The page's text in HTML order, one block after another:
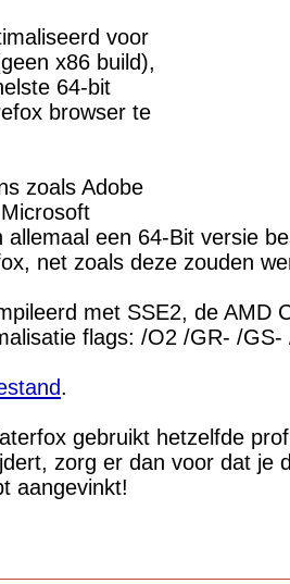
voor
x86 build),
64-bit
browser te
zoals Adobe
allemaal een 64-Bit versie
net zoals deze zouden
met SSE2, de AMD
flags: /O2 /GR- /GS-
.
gebruikt hetzelfde
zorg er dan voor dat je
aangevinkt!